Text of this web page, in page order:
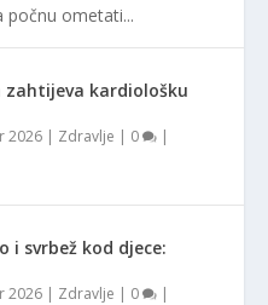
počnu ometati...
zahtijeva kardiološku
2026 | Zdravlje | 0 |
i svrbež kod djece:
2026 | Zdravlje | 0 |